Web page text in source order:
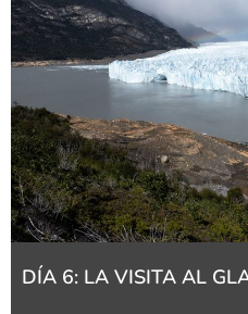
DÍA 6: LA VISITA AL